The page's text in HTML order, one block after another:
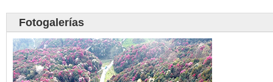
Fotogalerías